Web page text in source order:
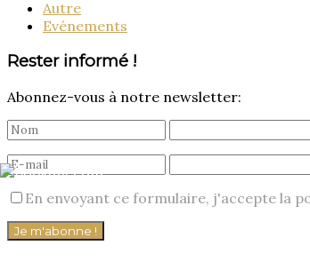
Autre
Evénements
Rester informé !
Abonnez-vous à notre newsletter:
En envoyant ce formulaire, j'accepte la